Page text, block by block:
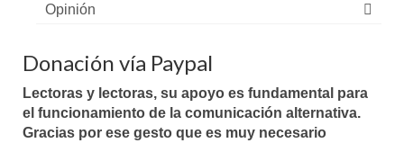
Opinión
Donación vía Paypal
Lectoras y lectoras, su apoyo es fundamental para
el funcionamiento de la comunicación alternativa.
Gracias por ese gesto que es muy necesario